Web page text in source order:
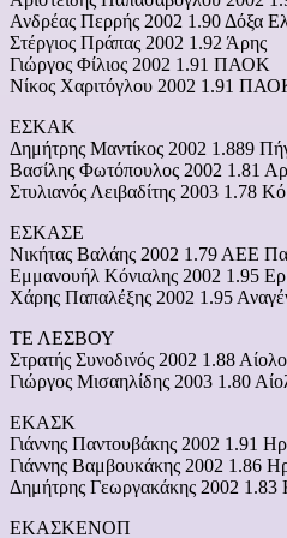
Ανδρέας Περρής 2002 1.90 Δόξα
Στέργιος Πράπας 2002 1.92 Άρης
Γιώργος Φίλιος 2002 1.91 ΠΑΟΚ
Νίκος Χαριτόγλου 2002 1.91
ΕΣΚΑΚ
Δημήτρης Μαντίκος 2002 1.889
Βασίλης Φωτόπουλος 2002 1.81
Στυλιανός Λειβαδίτης 2003 1.78
ΕΣΚΑΣΕ
Νικήτας Βαλάης 2002 1.79 ΑΕΕ
Εμμανουήλ Κόνιαλης 2002 1.95
Χάρης Παπαλέξης 2002 1.95
ΤΕ ΛΕΣΒΟΥ
Στρατής Συνοδινός 2002 1.88
Γιώργος Μισαηλίδης 2003 1.80
ΕΚΑΣΚ
Γιάννης Παντουβάκης 2002 1.91
Γιάννης Βαμβουκάκης 2002 1.86
Δημήτρης Γεωργακάκης 2002
ΕΚΑΣΚΕΝΟΠ